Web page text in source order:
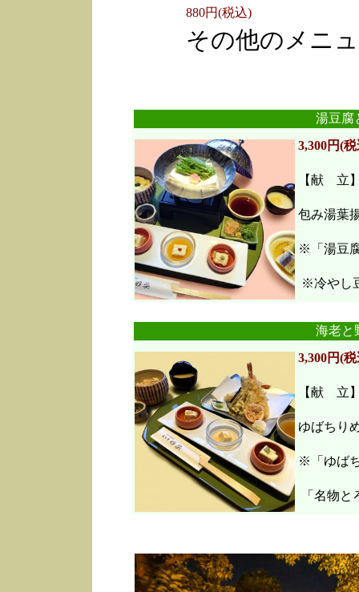
880円(税込)
その他のメニ
湯豆腐
3,300円(
【献 立
包み湯葉
※「湯豆
※冷やし
海老
3,300円(
【献 立
ゆばちり
※「ゆば
「名物と